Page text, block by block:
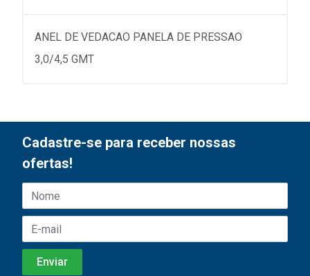
ANEL DE VEDACAO PANELA DE PRESSAO
3,0/4,5 GMT
Cadastre-se para receber nossas
ofertas!